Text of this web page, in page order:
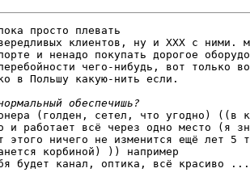
просто плевать
клиентов, ну и ХХХ с ними.
и ненадо покупать дорогое
чего-нибудь, вот только
в Польшу какую-нить если.
(голден, сетел, что угодно) ((в
и работает всё через одно место (я
этого ничего не изменится ещё лет 5
корбиной) )) например
будет канал, оптика, всё красиво ...